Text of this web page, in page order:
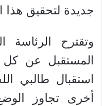
جديدة لتحقيق هذا
وتقترح الرئاسة
المستقبل عن كل
استقبال طالبي
أخرى تجاوز